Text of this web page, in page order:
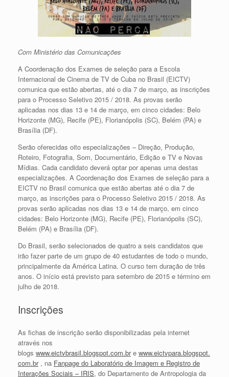
Com Ministério das Comunicações
A Coordenação dos Exames de seleção para a Escola
Internacional de Cinema de TV de Cuba no Brasil (EICTV)
comunica que estão abertas, até o dia 7 de março, as inscrições
para o Processo Seletivo 2015 / 2018. As provas serão
aplicadas nos dias 13 e 14 de março, em cinco cidades: Belo
Horizonte (MG), Recife (PE), Florianópolis (SC), Belém (PA) e
Brasília (DF).
Serão oferecidas oito especializações – Direção, Produção,
Roteiro, Fotografia, Som, Documentário, Edição e TV e Novas
Mídias. Cada candidato deverá optar por apenas uma destas
especializações. A Coordenação dos Exames de seleção para a
EICTV no Brasil comunica que estão abertas até o dia 7 de
março, as inscrições para o Processo Seletivo 2015 / 2018. As
provas serão aplicadas nos dias 13 e 14 de março, em cinco
cidades: Belo Horizonte (MG), Recife (PE), Florianópolis (SC),
Belém (PA) e Brasília (DF).
Do Brasil, serão selecionados de quatro a seis candidatos que
irão fazer parte de um grupo de 40 estudantes de todo o mundo,
principalmente da América Latina. O curso tem duração de três
anos. O início está previsto para setembro de 2015 e término em
julho de 2018.
Inscrições
As fichas de inscrição serão disponibilizadas pela internet
através nos
blogs www.eictvbrasil.blogspot.com.bre www.eictvpara.blogspot.
com.br, na Fanpage do Laboratório de Imagem e Registro de
Interações Sociais – IRIS, do Departamento de Antropologia da